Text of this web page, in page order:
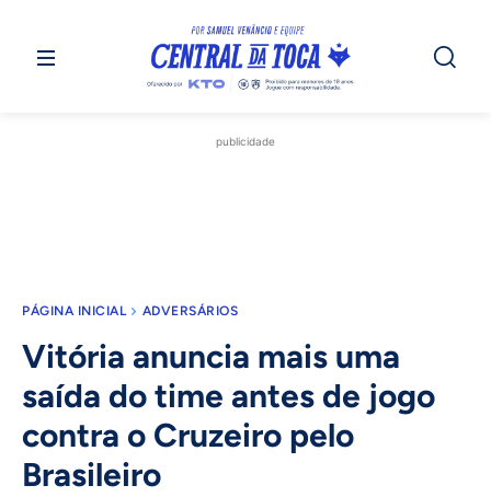
publicidade
PÁGINA INICIAL ADVERSÁRIOS
Vitória anuncia mais uma
saída do time antes de jogo
contra o Cruzeiro pelo
Brasileiro